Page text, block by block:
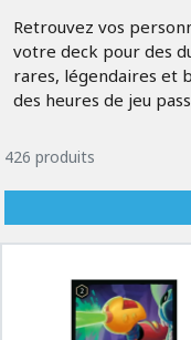
Retrouvez vos
votre deck pour des
rares, légendaires et
des heures de jeu
426 produits